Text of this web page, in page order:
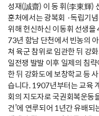
성재(誠齋) 이 동 휘(李東輝)
훈처에서는 광복회 ·독립기
위해 헌신하신 이동휘 선생
73년 함남 단천에서 빈농의
쳐 육군 참위로 임관한 뒤 강
일전쟁 발발 이후 일제의 침
한 뒤 강화도에 보창학교 등
습니다. 1907년부터는 교육
회의 지도자로 국권회복운동
건’에 연루되어 1년간 유배